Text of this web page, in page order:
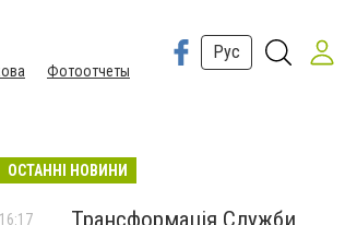
Фотоотчеты
Рус
ОСТАННІ НОВИНИ
Трансформація Служби
16:17